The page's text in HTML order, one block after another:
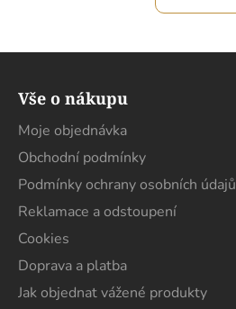
Vše o nákupu
Moje objednávka
Obchodní podmínky
Podmínky ochrany osobních údajů
Reklamace a odstoupení
Cookies
Doprava a platba
Jak objednat vážené produkty